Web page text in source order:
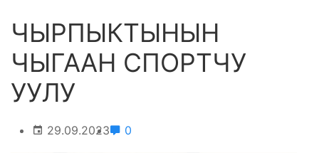
ЧЫРПЫКТЫНЫН
ЧЫГААН СПОРТЧУ
УУЛУ
29.09.2023 0